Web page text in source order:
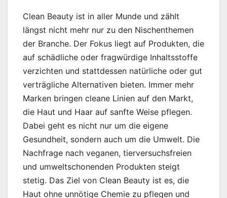
Clean Beauty ist in aller Munde und zählt
längst nicht mehr nur zu den Nischenthemen
der Branche. Der Fokus liegt auf Produkten, die
auf schädliche oder fragwürdige Inhaltsstoffe
verzichten und stattdessen natürliche oder gut
verträgliche Alternativen bieten. Immer mehr
Marken bringen cleane Linien auf den Markt,
die Haut und Haar auf sanfte Weise pflegen.
Dabei geht es nicht nur um die eigene
Gesundheit, sondern auch um die Umwelt. Die
Nachfrage nach veganen, tierversuchsfreien
und umweltschonenden Produkten steigt
stetig. Das Ziel von Clean Beauty ist es, die
Haut ohne unnötige Chemie zu pflegen und